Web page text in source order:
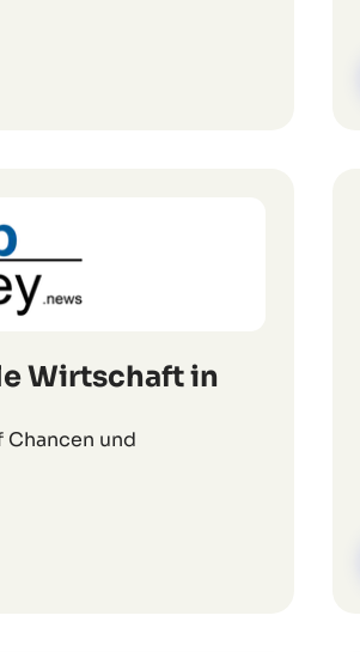
Wirtschaft in
und